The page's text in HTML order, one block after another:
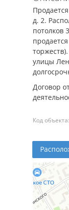
д. 2.
потолков
улицы
Договор
Код